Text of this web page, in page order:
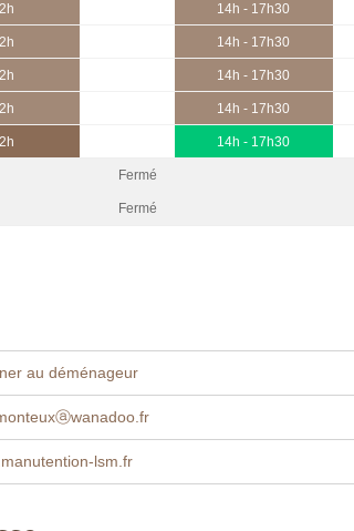
14h - 17h30
14h - 17h30
14h - 17h30
14h - 17h30
14h - 17h30
Fermé
Fermé
au déménageur
lsm.fr